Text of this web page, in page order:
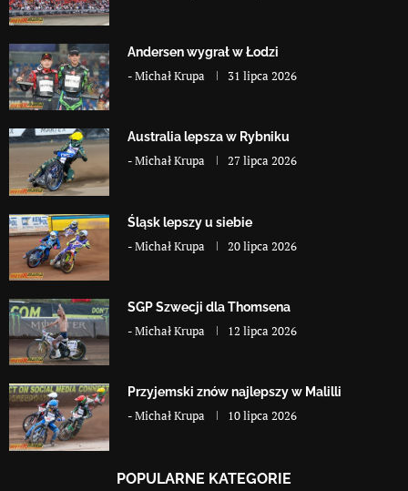
Andersen wygrał w Łodzi
-Michał Krupa 31 lipca 2026
Australia lepsza w Rybniku
-Michał Krupa 27 lipca 2026
Śląsk lepszy u siebie
-Michał Krupa 20 lipca 2026
SGP Szwecji dla Thomsena
-Michał Krupa 12 lipca 2026
Przyjemski znów najlepszy w Malilli
-Michał Krupa 10 lipca 2026
POPULARNE KATEGORIE